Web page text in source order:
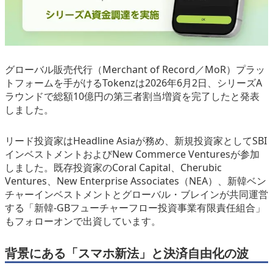
グローバル販売代行（Merchant of Record／MoR）プラッ
トフォームを手がけるTokenzは2026年6月2日、シリーズA
ラウンドで総額10億円の第三者割当増資を完了したと発表
しました。
リード投資家はHeadline Asiaが務め、新規投資家としてSBI
インベストメントおよびNew Commerce Venturesが参加
しました。既存投資家のCoral Capital、Cherubic
Ventures、New Enterprise Associates（NEA）、新韓ベン
チャーインベストメントとグローバル・ブレインが共同運営
する「新韓-GBフューチャーフロー投資事業有限責任組合」
もフォローオンで出資しています。
背景にある「スマホ新法」と決済自由化の波